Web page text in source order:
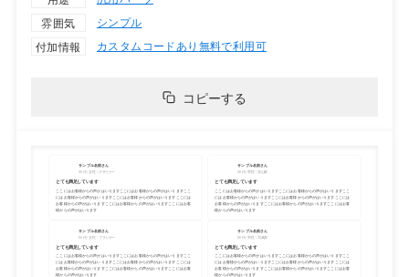
雰囲気
シンプル
付加情報
カスタムコードあり 無料で利用可
コピーする